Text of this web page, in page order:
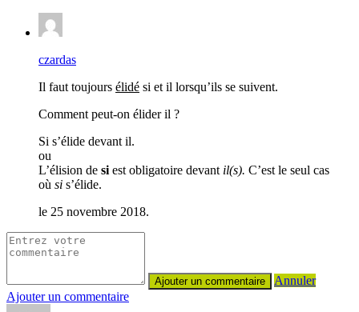
czardas
Il faut toujours élidé si et il lorsqu’ils se suivent.
Comment peut-on élider il ?
Si s’élide devant il.
ou
L’élision de si est obligatoire devant il(s). C’est le seul cas
où si s’élide.
le 25 novembre 2018.
Annuler
Ajouter un commentaire